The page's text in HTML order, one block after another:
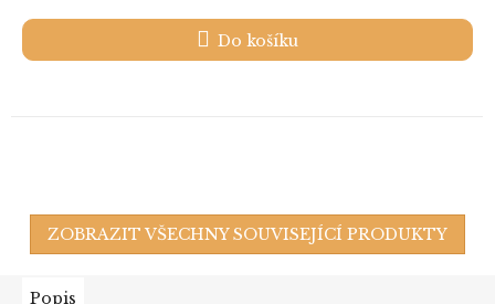
Do košíku
ZOBRAZIT VŠECHNY SOUVISEJÍCÍ PRODUKTY
Popis